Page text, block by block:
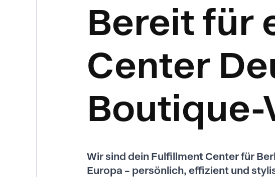
Bereit für
Center
Boutique-
Wir sind dein Fulfillment Center für
Europa – persönlich, effizient und